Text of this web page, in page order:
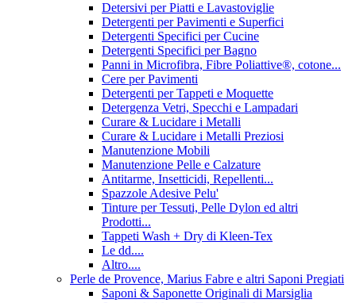
Detersivi per Piatti e Lavastoviglie
Detergenti per Pavimenti e Superfici
Detergenti Specifici per Cucine
Detergenti Specifici per Bagno
Panni in Microfibra, Fibre Poliattive®, cotone...
Cere per Pavimenti
Detergenti per Tappeti e Moquette
Detergenza Vetri, Specchi e Lampadari
Curare & Lucidare i Metalli
Curare & Lucidare i Metalli Preziosi
Manutenzione Mobili
Manutenzione Pelle e Calzature
Antitarme, Insetticidi, Repellenti...
Spazzole Adesive Pelu'
Tinture per Tessuti, Pelle Dylon ed altri
Prodotti...
Tappeti Wash + Dry di Kleen-Tex
Le dd....
Altro....
Perle de Provence, Marius Fabre e altri Saponi Pregiati
Saponi & Saponette Originali di Marsiglia